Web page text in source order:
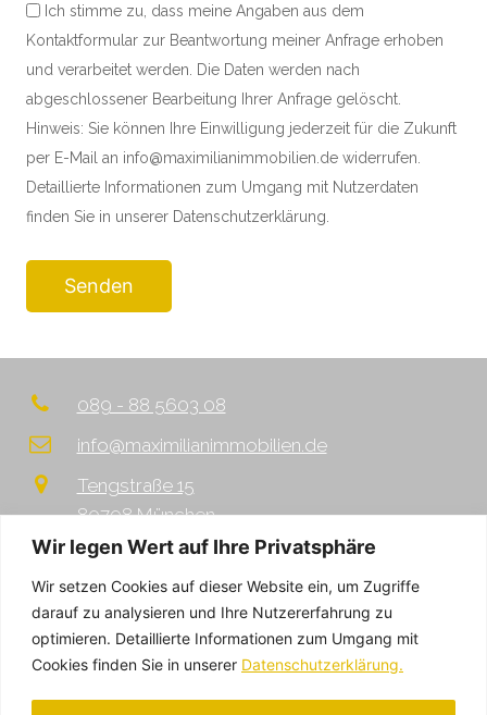
Wir legen Wert auf Ihre Privatsphäre
Wir setzen Cookies auf dieser Website ein, um Zugriffe
darauf zu analysieren und Ihre Nutzererfahrung zu
optimieren. Detaillierte Informationen zum Umgang mit
Cookies finden Sie in unserer Datenschutzerklärung.
Ich stimme zu, dass meine Angaben aus dem
Kontaktformular zur Beantwortung meiner Anfrage erhoben
und verarbeitet werden. Die Daten werden nach
abgeschlossener Bearbeitung Ihrer Anfrage gelöscht.
Hinweis: Sie können Ihre Einwilligung jederzeit für die Zukunft
per E-Mail an info@maximilianimmobilien.de widerrufen.
Detaillierte Informationen zum Umgang mit Nutzerdaten
finden Sie in unserer Datenschutzerklärung.
089 - 88 5603 08
info@maximilianimmobilien.de
Tengstraße 15
80798 München
HOME
ÜBER UNS
VERKAUF
VERMIETUNG
RENOVIERUNG
SUCHE
KONTAKT